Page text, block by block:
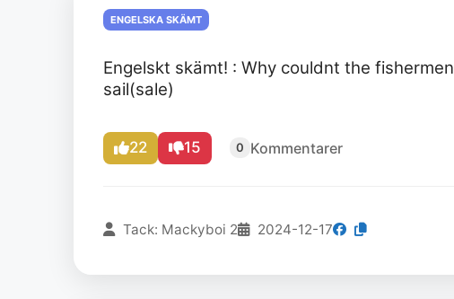
ENGELSKA SKÄMT
Engelskt skämt! : Why couldnt the
sail(sale)
22 15 0 Kommentarer
Tack: Mackyboi 2 2024-12-17